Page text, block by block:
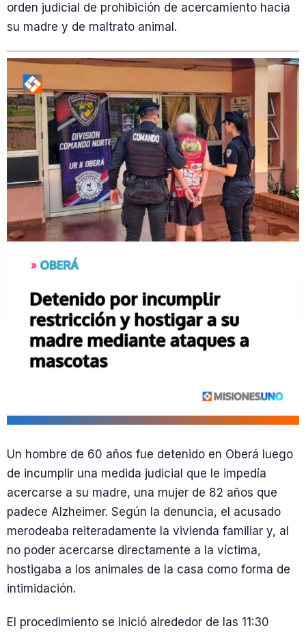
orden judicial de prohibición de acercamiento hacia
su madre y de maltrato animal.
Un hombre de 60 años fue detenido en Oberá luego
de incumplir una medida judicial que le impedía
acercarse a su madre, una mujer de 82 años que
padece Alzheimer. Según la denuncia, el acusado
merodeaba reiteradamente la vivienda familiar y, al
no poder acercarse directamente a la víctima,
hostigaba a los animales de la casa como forma de
intimidación.
El procedimiento se inició alrededor de las 11:30